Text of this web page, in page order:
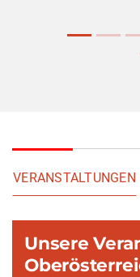
VERANSTALTUNGEN
Unsere